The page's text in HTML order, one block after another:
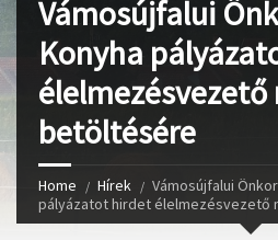
Vámosújfalui
Konyha
betöltésére
Home Hírek
Vámosújfalui
pályázatot hirdet élelmezésvezető